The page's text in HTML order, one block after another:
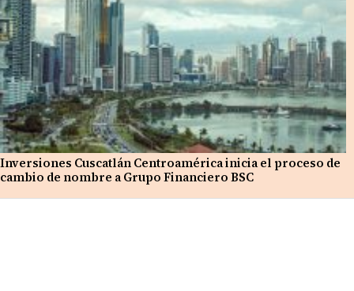
Inversiones Cuscatlán Centroamérica inicia el proceso de
cambio de nombre a Grupo Financiero BSC